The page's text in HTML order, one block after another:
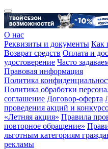
О нас
Реквизиты и документы Как
Возврат средств Оплата и
удостоверение Часто
Правовая информация
Политика
Политика обработки
соглашение Договор-оферта
проведения акций и
«Летняя акция» Правила
повторное обращение»
льготным категориям
рекламы